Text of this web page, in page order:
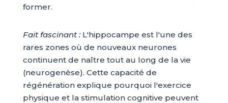
former.
Fait fascinant :L'hippocampe est l'une des
rares zones où de nouveaux neurones
continuent de naître tout au long de la vie
(neurogenèse). Cette capacité de
régénération explique pourquoi l'exercice
physique et la stimulation cognitive peuvent